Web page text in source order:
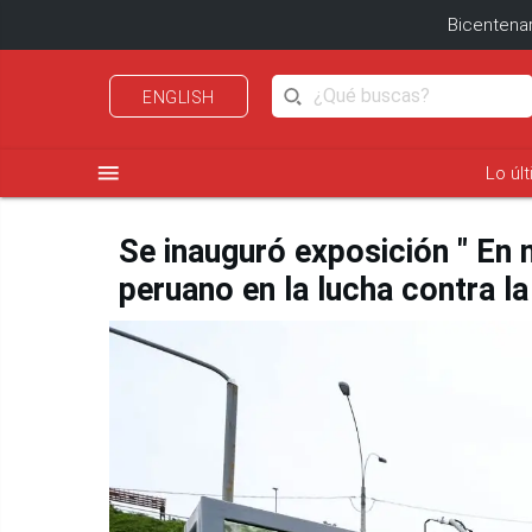
ENGLISH
menu Lo
Se inauguró exposición "
peruano en la lucha contra